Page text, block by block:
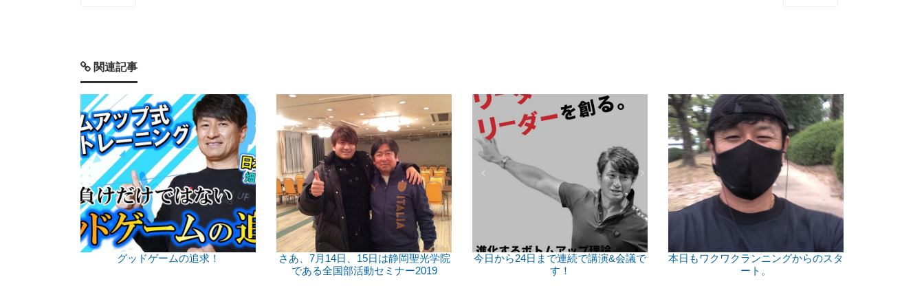
関連記事
グッドゲームの追求！
さあ、7月14日、15日は静岡聖光学院
である全国部活動セミナー2019
今日から24日まで連続で講演&会議で
す！
本日もワクワクランニングからのスタ
ート。